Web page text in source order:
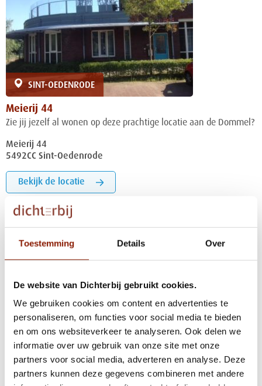
Toestemming Details Over
De website van Dichterbij gebruikt cookies.
We gebruiken cookies om content en advertenties te
personaliseren, om functies voor social media te bieden
en om ons websiteverkeer te analyseren. Ook delen we
informatie over uw gebruik van onze site met onze
partners voor social media, adverteren en analyse. Deze
partners kunnen deze gegevens combineren met andere
SINT-OEDENRODE
Meierij 44
Zie jij jezelf al wonen op deze prachtige locatie aan de Dommel?
Meierij 44
5492CC Sint-Oedenrode
Bekijk de locatie
SINT-OEDENRODE
Meierij A1 en A101
Midden in het centrum én vlak bij de Dommel: hoe mooi kun je